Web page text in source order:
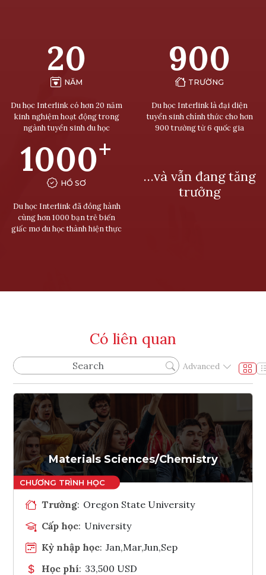
20
NĂM
Du học Interlink có hơn 20 năm
kinh nghiệm hoạt động trong
ngành tuyển sinh du học
900
TRƯỜNG
Du học Interlink là đại diện
tuyển sinh chính thức cho hơn
900 trường từ 6 quốc gia
1000+
HỒ SƠ
Du học Interlink đã đồng hành
cùng hơn 1000 bạn trẻ biến
giấc mơ du học thành hiện thực
…và vẫn đang tăng
trưởng
Có liên quan
Advanced
Materials Sciences/Chemistry
Trường: Oregon State University
Cấp học: University
Kỳ nhập học: Jan,Mar,Jun,Sep
Học phí: 33,500 USD